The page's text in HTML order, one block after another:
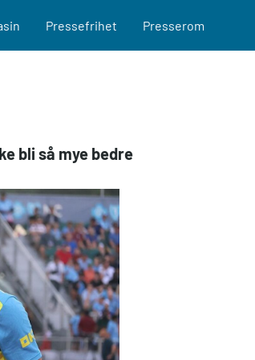
Pressefrihet Presserom
bli så mye bedre